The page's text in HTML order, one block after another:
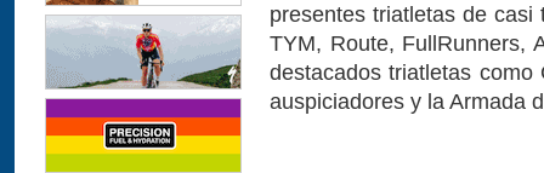
presentes triatletas de
TYM, Route, FullRunners,
destacados triatletas como
auspiciadores y la Armada